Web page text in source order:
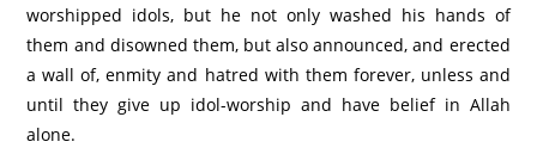
worshipped idols, but he not only washed his hands of
them and disowned them, but also announced, and erected
a wall of, enmity and hatred with them forever, unless and
until they give up idol-worship and have belief in Allah
alone.